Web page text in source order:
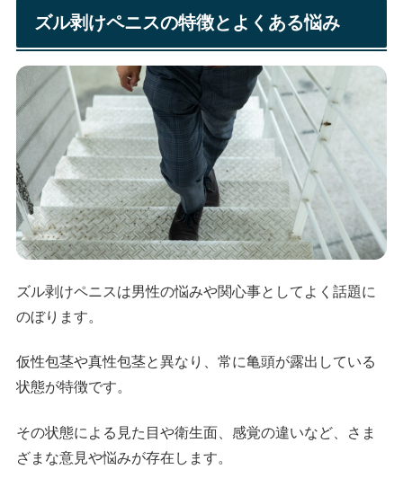
ズル剥けペニスの特徴とよくある悩み
ズル剥けペニスは男性の悩みや関心事としてよく話題に
のぼります。
仮性包茎や真性包茎と異なり、常に亀頭が露出している
状態が特徴です。
その状態による見た目や衛生面、感覚の違いなど、さま
ざまな意見や悩みが存在します。